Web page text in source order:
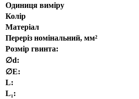
Одиниця виміру
Колір
Матеріал
Переріз номінальний, мм²
Розмір гвинта:
∅d:
∅E:
L:
L₁: